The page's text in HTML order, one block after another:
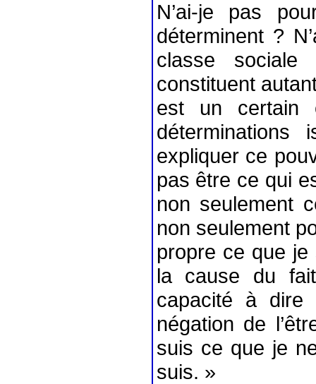
N’ai-je pas
déterminent ?
classe
constituent
est un certain
expliquer ce
pas être ce qui
non seulement
non seulement
propre ce que
la cause du
capacité à
négation de
suis ce que je
suis. »